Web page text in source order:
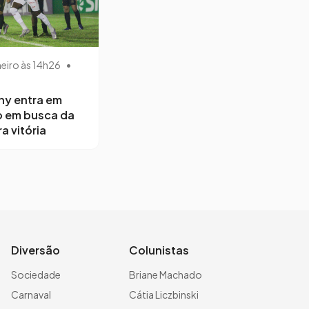
às 14h26 •
entra em
em busca da
vitória
Diversão
Sociedade
Carnaval
Colunistas
Briane Machado
Cátia Liczbinski